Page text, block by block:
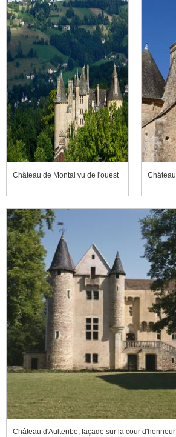
Château de Montal vu de l'ouest
Château d'Aulteribe, façade sur la cour d'honneur